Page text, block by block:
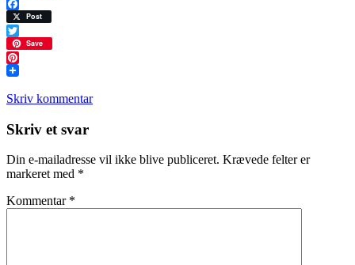
Facebook
Post
Twitter
Save
Pinterest
Skriv kommentar
Læserinteraktioner
Skriv et svar
Din e-mailadresse vil ikke blive publiceret. Krævede felter er
markeret med *
Kommentar *